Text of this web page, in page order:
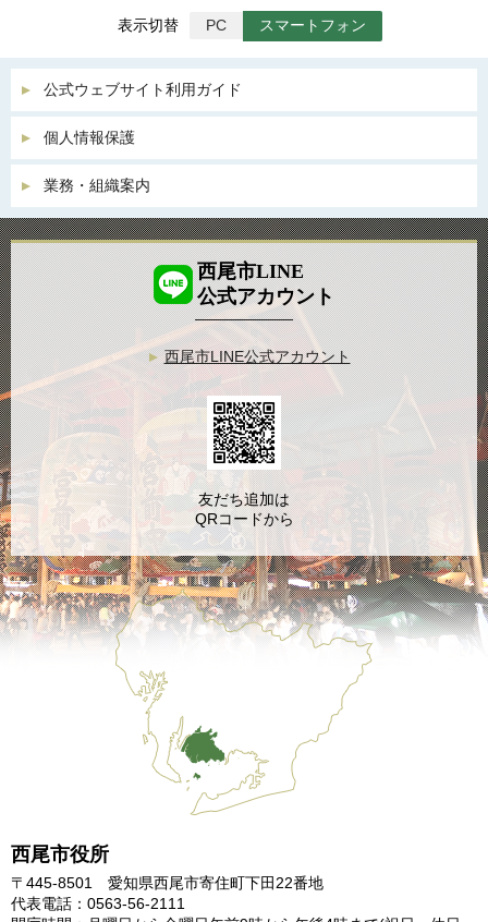
表示切替 PC スマートフォン
公式ウェブサイト利用ガイド
個人情報保護
業務・組織案内
西尾市役所
〒445-8501 愛知県西尾市寄住町下田22番地
代表電話：0563-56-2111
西尾市LINE
公式アカウント
西尾市LINE公式アカウント
友だち追加は
QRコードから